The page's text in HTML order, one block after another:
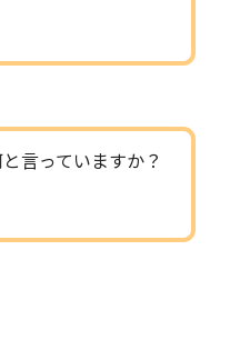
言っていますか？